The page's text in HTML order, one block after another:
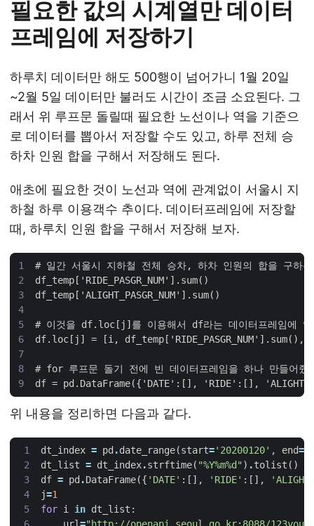
필요한 값의 시계열만 데이터
프레임에 저장하기
하루치 데이터만 해도 500행이 넘어가니 1월 20일
~2월 5일 데이터만 불러도 시간이 조금 소요된다. 그
래서 위 루프문 돌릴때 필요한 노선이나 역을 기준으
로 데이터를 뽑아서 저장할 수도 있고, 하루 전체 승
하차 인원 합을 구해서 저장해도 된다.
애초에 필요한 것이 노선과 역에 관계없이 서울시 지
하철 하루 이용객수 추이다. 데이터프레임에 저장할
때, 하루치 인원 합을 구해서 저장해 보자.
위 내용을 정리하면 다음과 같다.
dt_index = pd .date_range(start='20200120' , end=
dt_list = dt_index.strftime( "%Y%m%d ") .tolist ()
df = pd .DataFrame({ 'DATE' :[], 'RIDE' :[],
j=1
for i in dt_list :